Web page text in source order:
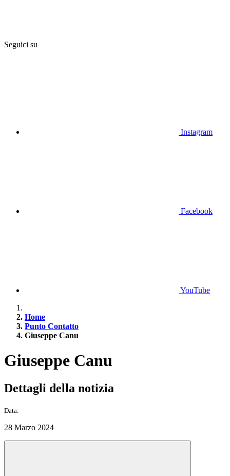
Seguici su
Instagram
Facebook
YouTube
Home
Punto Contatto
Giuseppe Canu
Giuseppe Canu
Dettagli della notizia
Data:
28 Marzo 2024